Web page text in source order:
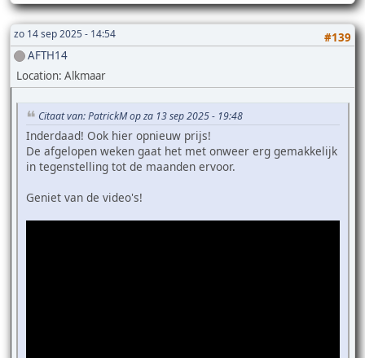
zo 14 sep 2025 - 14:54
#139
AFTH14
Location: Alkmaar
Citaat van: PatrickM op za 13 sep 2025 - 19:48
Inderdaad! Ook hier opnieuw prijs!
De afgelopen weken gaat het met onweer erg gemakkelijk
in tegenstelling tot de maanden ervoor.
Geniet van de video's!